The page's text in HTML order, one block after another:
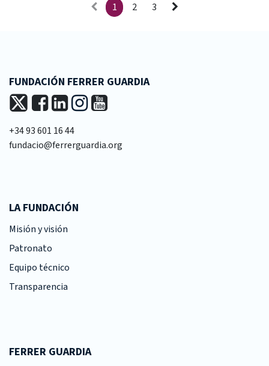
1 2 3
FUNDACIÓN FERRER GUARDIA
+34 93 601 16 44
fundacio@ferrerguardia.org
LA FUNDACIÓN
Misión y visión
Patronato
Equipo técnico
Transparencia
FERRER GUARDIA